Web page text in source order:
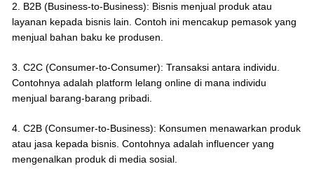
2. B2B (Business-to-Business): Bisnis menjual produk atau
layanan kepada bisnis lain. Contoh ini mencakup pemasok yang
menjual bahan baku ke produsen.
3. C2C (Consumer-to-Consumer): Transaksi antara individu.
Contohnya adalah platform lelang online di mana individu
menjual barang-barang pribadi.
4. C2B (Consumer-to-Business): Konsumen menawarkan produk
atau jasa kepada bisnis. Contohnya adalah influencer yang
mengenalkan produk di media sosial.